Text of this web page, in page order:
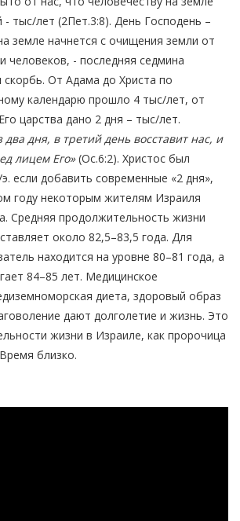
- тыс/лет (2Пет.3:8). День Господень –
земле начнется с очищения земли от
человеков, - последняя седмина
скорбь. От Адама до Христа по
календарю прошло 4 тыс/лет, от
царства дано 2 дня – тыс/лет.
два дня, в третий день восставит нас, и
лицем Его»(Ос.6:2). Христос был
если добавить современные «2 дня»,
году некоторым жителям Израиля
Средняя продолжительность жизни
около 82,5–83,5 года. Для
находится на уровне 80–81 года, а
84–85 лет. Медицинское
диета, здоровый образ
дают долголетие и жизнь. Это
жизни в Израиле, как пророчица
близко.